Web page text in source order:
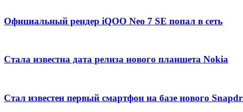
Официальный рендер iQOO Neo 7 SE попал в сеть
Стала известна дата релиза нового планшета Nokia
Стал известен первый смартфон на базе нового